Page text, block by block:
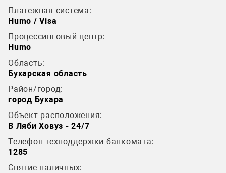
Платежная система:
Humo / Visa
Процессинговый центр:
Humo
Область:
Бухарская область
Район/город:
город Бухара
Объект расположения:
В Ляби Ховуз - 24/7
Телефон техподдержки банкомата:
1285
Снятие наличных: